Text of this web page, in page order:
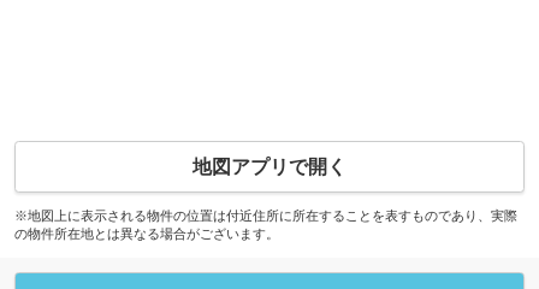
地図アプリで開く
※地図上に表示される物件の位置は付近住所に所在することを表すものであり、実際
の物件所在地とは異なる場合がございます。